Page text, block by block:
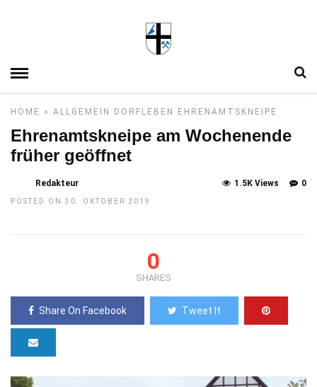
HOME » ALLGEMEIN DORFLEBEN EHRENAMTSKNEIPE
Ehrenamtskneipe am Wochenende
früher geöffnet
Redakteur
POSTED ON 30. OKTOBER 2019
0
1.5K Views
0
SHARES
Share On Facebook Tweet It